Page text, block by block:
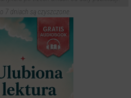
7 dniach są czyszczone.